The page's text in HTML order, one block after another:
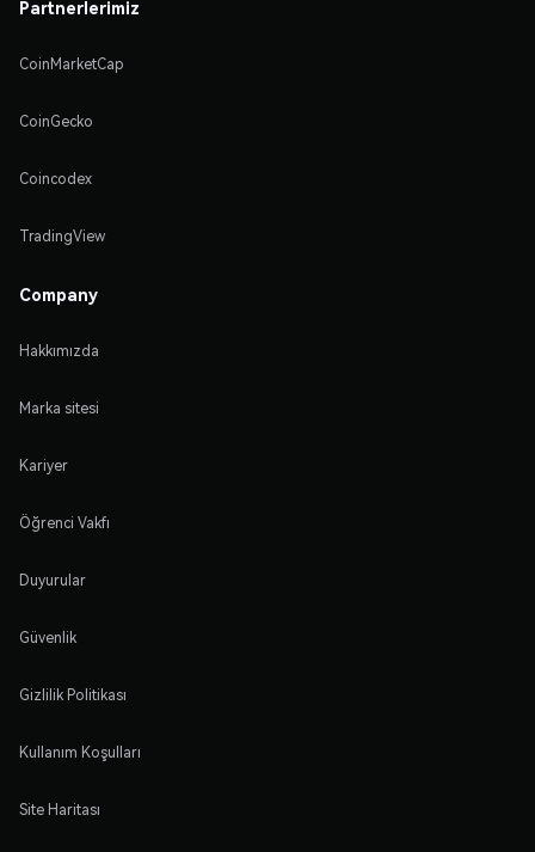
Partnerlerimiz
CoinMarketCap
CoinGecko
Coincodex
TradingView
Company
Hakkımızda
Marka sitesi
Kariyer
Öğrenci Vakfı
Duyurular
Güvenlik
Gizlilik Politikası
Kullanım Koşulları
Site Haritası